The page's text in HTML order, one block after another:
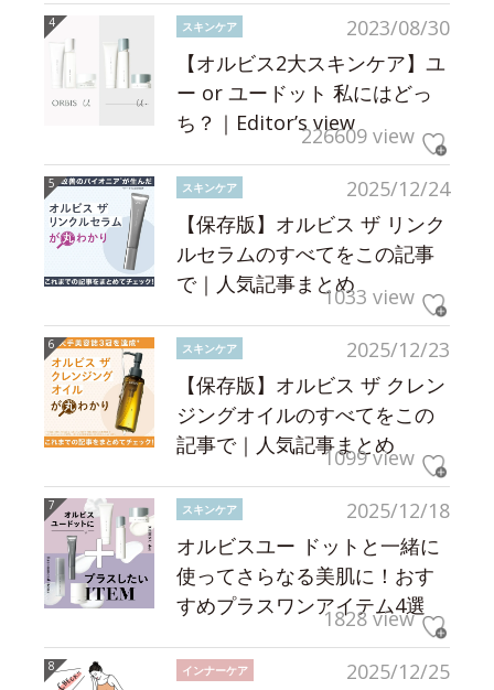
2023/08/30
スキンケア
【オルビス2大スキンケア】ユ
ー or ユードット 私にはどっ
ち？｜Editor’s view226609 view
2025/12/24
スキンケア
【保存版】オルビス ザ リンク
ルセラムのすべてをこの記事
で｜人気記事まとめ1033 view
2025/12/23
スキンケア
【保存版】オルビス ザ クレン
ジングオイルのすべてをこの
記事で｜人気記事まとめ
1099 view
2025/12/18
スキンケア
オルビスユー ドットと一緒に
使ってさらなる美肌に！おす
すめプラスワンアイテム4選
1828 view
2025/12/25
インナーケア